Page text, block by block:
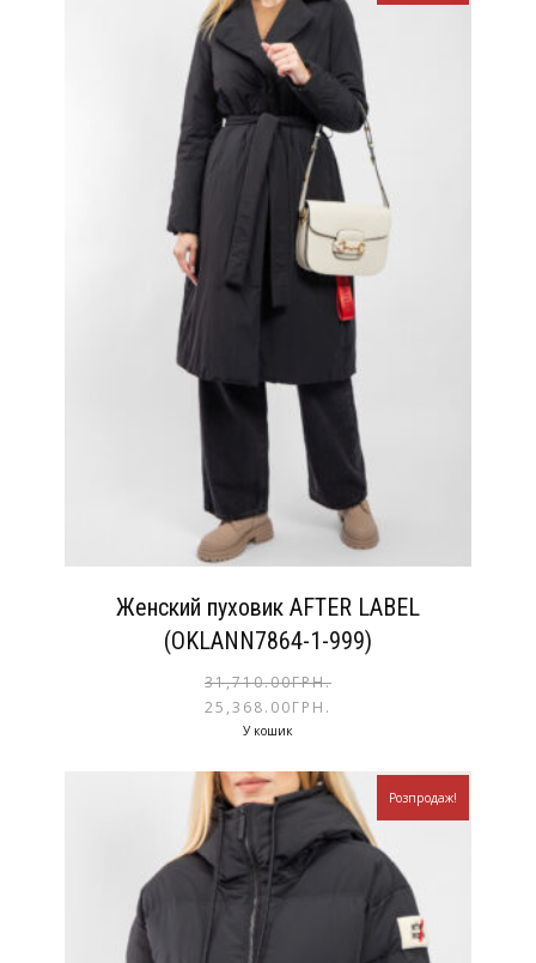
Женский пуховик AFTER LABEL
(OKLANN7864-1-999)
31,710.00ГРН.
25,368.00ГРН.
У кошик
Розпродаж!